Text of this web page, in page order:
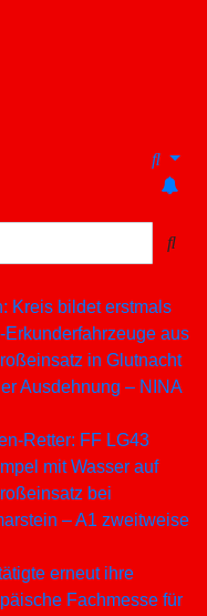
Kreis bildet erstmals
aus
in Glutnacht
Ausdehnung – NINA
Retter: FF LG43
mit Wasser auf
bei
– A1 zweitweise
erneut ihre
Fachmesse für